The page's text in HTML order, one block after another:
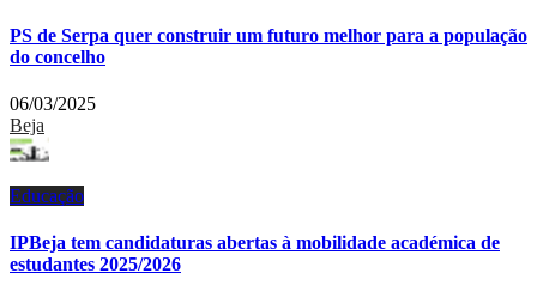
PS de Serpa quer construir um futuro melhor para a população
do concelho
06/03/2025
Beja
Educação
IPBeja tem candidaturas abertas à mobilidade académica de
estudantes 2025/2026